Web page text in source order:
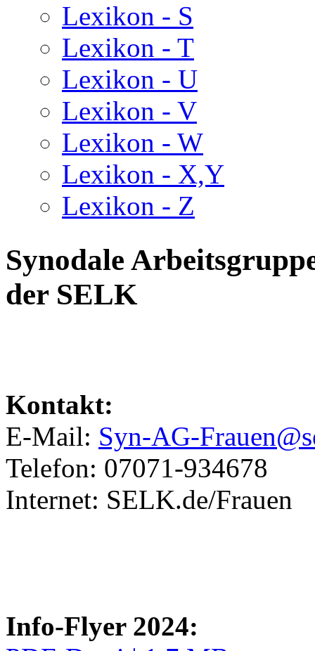
Lexikon - S
Lexikon - T
Lexikon - U
Lexikon - V
Lexikon - W
Lexikon - X,Y
Lexikon - Z
Synodale
der SELK
Kontakt:
E-Mail: Syn-AG-
Telefon: 07071-934678
Internet: SELK.de/Frauen
Info-Flyer 2024: